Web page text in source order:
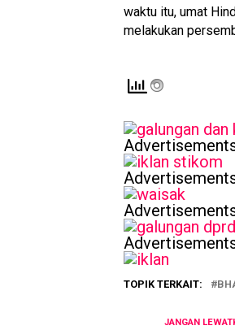
waktu itu, umat
melakukan
TOPIK TERKAIT:
JANGAN